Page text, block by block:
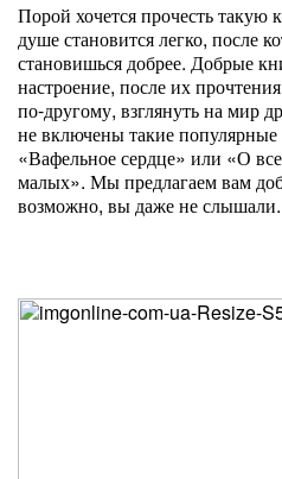
Порой хочется прочесть такую
душе становится легко, после
становишься добрее. Добрые
настроение, после их
по-другому, взглянуть на мир
не включены такие
«Вафельное сердце» или «О
малых». Мы предлагаем вам
возможно, вы даже не слышали.